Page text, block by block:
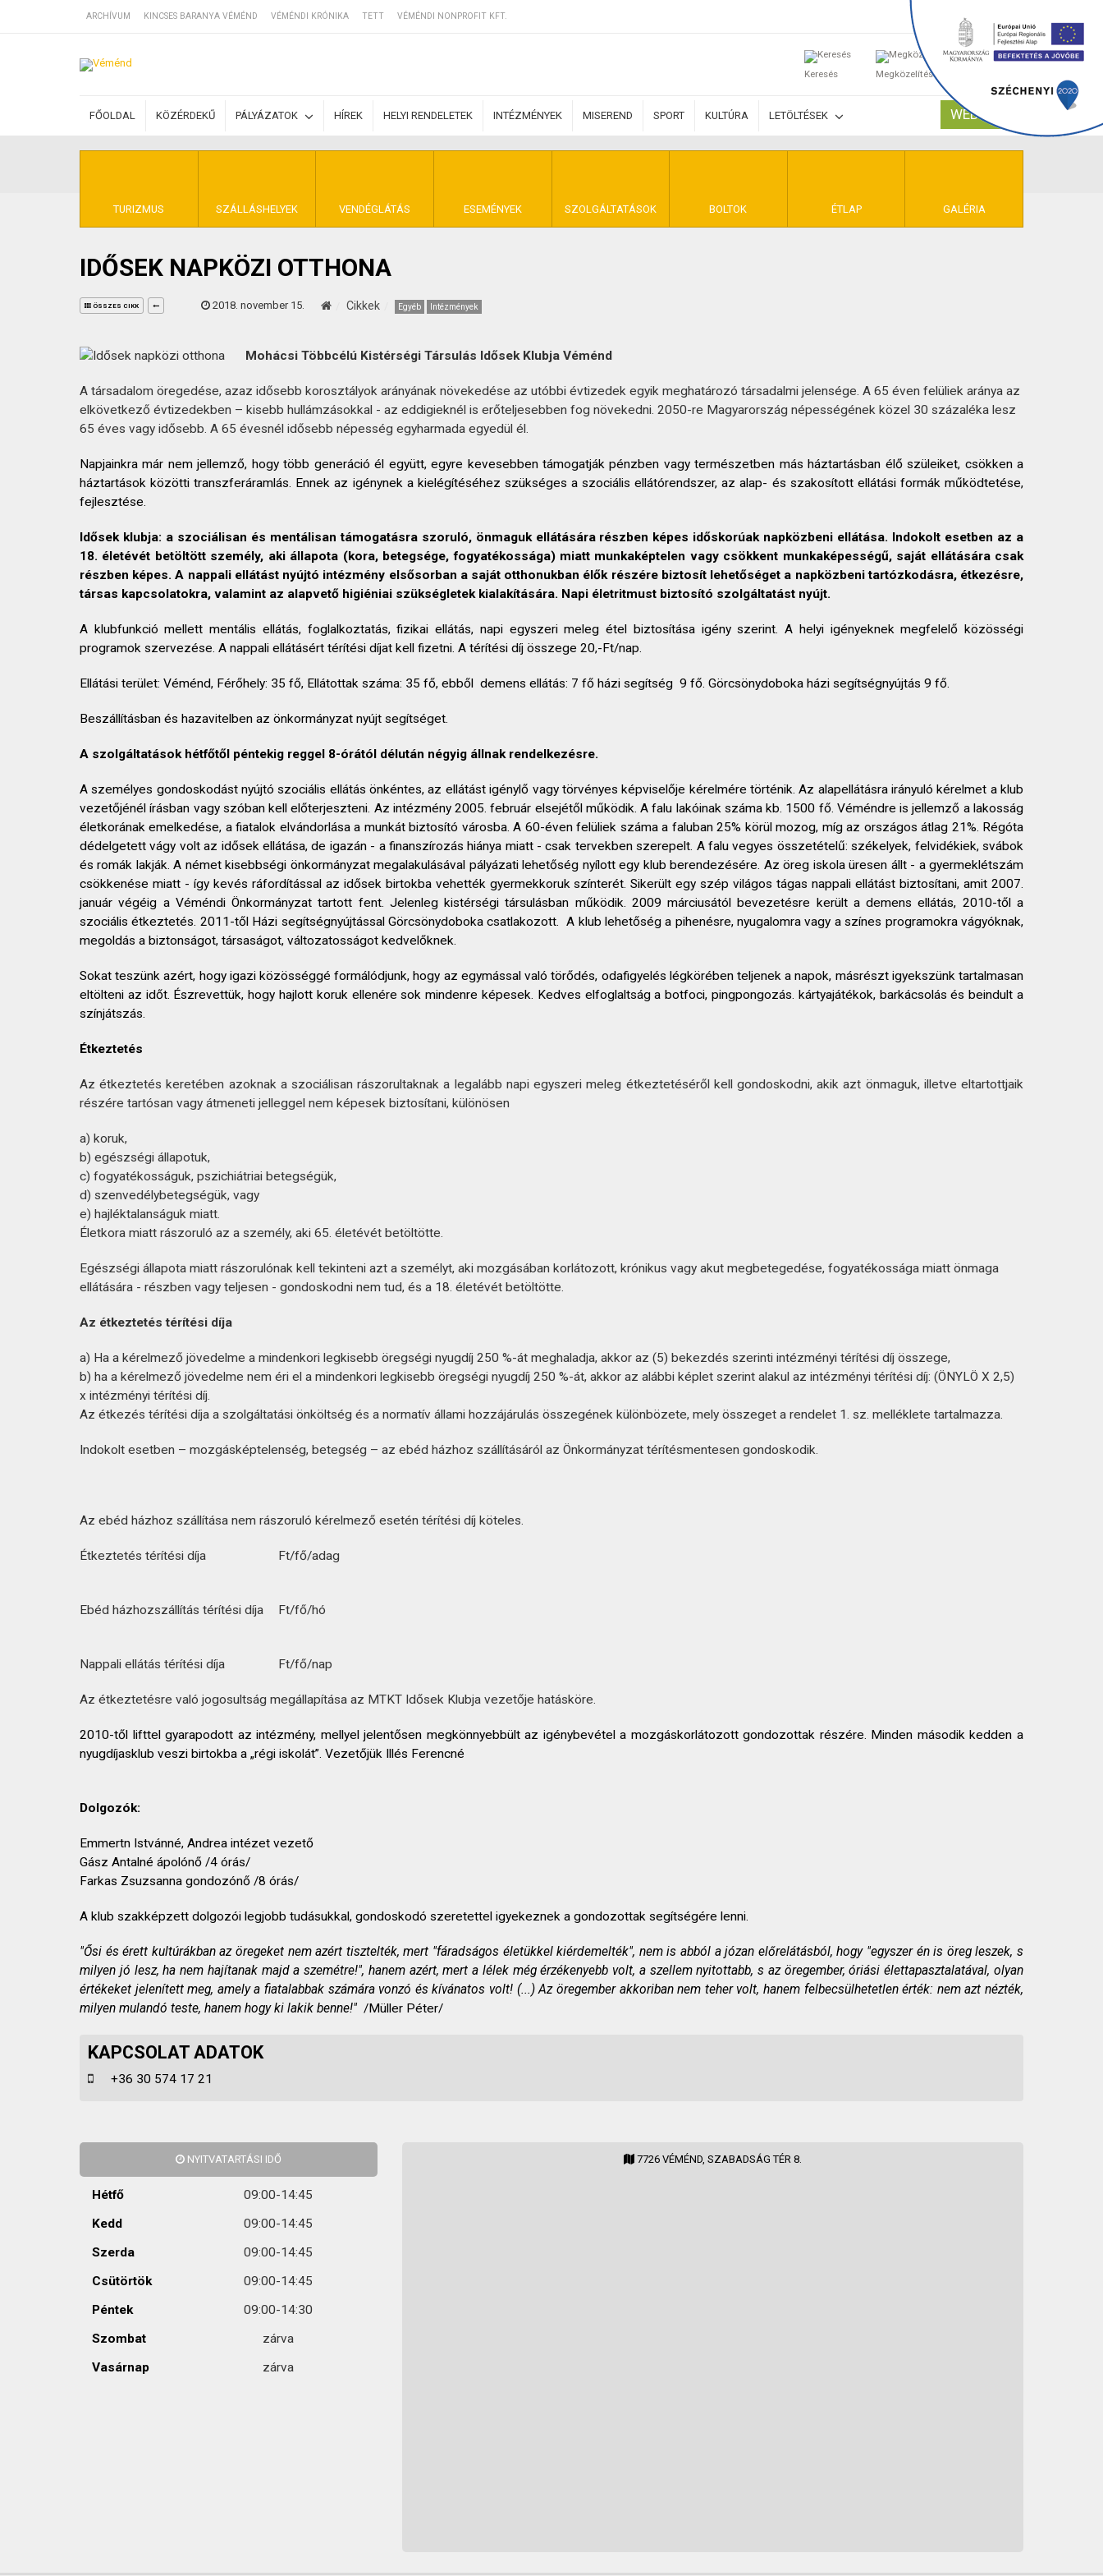
ARCHÍVUM KINCSES BARANYA VÉMÉND VÉMÉNDI KRÓNIKA TETT VÉMÉNDI NONPROFIT KFT.
Keresés Megközelítés
0
FŐOLDAL KÖZÉRDEKŰ PÁLYÁZATOK HÍREK HELYI RENDELETEK INTÉZMÉNYEK MISEREND SPORT KULTÚRA LETÖLTÉSEK WEBSHOP
TURIZMUS SZÁLLÁSHELYEK VENDÉGLÁTÁS ESEMÉNYEK SZOLGÁLTATÁSOK BOLTOK ÉTLAP GALÉRIA
SZÁLLÁSOK
BEJEGYZÉSEK
ÁLTALÁNOS SZERZŐDÉSI FELTÉTELEK
KINCSES BARANYA VÉMÉND
KAPCSOLAT
IDŐSEK NAPKÖZI OTTHONA
ÖSSZES CIKK 2018. november 15. Cikkek Egyéb Intézmények
Mohácsi Többcélú Kistérségi Társulás Idősek Klubja Véménd
A társadalom öregedése, azaz idősebb korosztályok arányának növekedése az utóbbi évtizedek egyik meghatározó társadalmi jelensége. A 65 éven felüliek aránya az
elkövetkező évtizedekben – kisebb hullámzásokkal - az eddigieknél is erőteljesebben fog növekedni. 2050-re Magyarország népességének közel 30 százaléka lesz
65 éves vagy idősebb. A 65 évesnél idősebb népesség egyharmada egyedül él.
Napjainkra már nem jellemző, hogy több generáció él együtt, egyre kevesebben támogatják pénzben vagy természetben más háztartásban élő szüleiket, csökken a
háztartások közötti transzferáramlás. Ennek az igénynek a kielégítéséhez szükséges a szociális ellátórendszer, az alap- és szakosított ellátási formák működtetése,
fejlesztése.
Idősek klubja: a szociálisan és mentálisan támogatásra szoruló, önmaguk ellátására részben képes időskorúak napközbeni ellátása. Indokolt esetben az a
18. életévét betöltött személy, aki állapota (kora, betegsége, fogyatékossága) miatt munkaképtelen vagy csökkent munkaképességű, saját ellátására csak
részben képes.A nappali ellátást nyújtó intézmény elsősorban a saját otthonukban élők részére biztosít lehetőséget a napközbeni tartózkodásra, étkezésre,
társas kapcsolatokra, valamint az alapvető higiéniai szükségletek kialakítására. Napi életritmust biztosító szolgáltatást nyújt.
A klubfunkció mellett mentális ellátás, foglalkoztatás, fizikai ellátás, napi egyszeri meleg étel biztosítása igény szerint. A helyi igényeknek megfelelő közösségi
programok szervezése. A nappali ellátásért térítési díjat kell fizetni. A térítési díj összege 20,-Ft/nap.
Ellátási terület: Véménd, Férőhely: 35 fő, Ellátottak száma: 35 fő, ebből demens ellátás: 7 fő házi segítség 9 fő. Görcsönydoboka házi segítségnyújtás 9 fő.
Beszállításban és hazavitelben az önkormányzat nyújt segítséget.
A szolgáltatások hétfőtől péntekig reggel 8-órától délután négyig állnak rendelkezésre.
A személyes gondoskodást nyújtó szociális ellátás önkéntes, az ellátást igénylő vagy törvényes képviselője kérelmére történik. Az alapellátásra irányuló kérelmet a klub
vezetőjénél írásban vagy szóban kell előterjeszteni. Az intézmény 2005. február elsejétől működik. A falu lakóinak száma kb. 1500 fő. Véméndre is jellemző a lakosság
életkorának emelkedése, a fiatalok elvándorlása a munkát biztosító városba. A 60-éven felüliek száma a faluban 25% körül mozog, míg az országos átlag 21%. Régóta
dédelgetett vágy volt az idősek ellátása, de igazán - a finanszírozás hiánya miatt - csak tervekben szerepelt. A falu vegyes összetételű: székelyek, felvidékiek, svábok
és romák lakják. A német kisebbségi önkormányzat megalakulásával pályázati lehetőség nyílott egy klub berendezésére. Az öreg iskola üresen állt - a gyermeklétszám
csökkenése miatt - így kevés ráfordítással az idősek birtokba vehették gyermekkoruk színterét. Sikerült egy szép világos tágas nappali ellátást biztosítani, amit 2007.
január végéig a Véméndi Önkormányzat tartott fent. Jelenleg kistérségi társulásban működik. 2009 márciusától bevezetésre került a demens ellátás, 2010-től a
szociális étkeztetés. 2011-től Házi segítségnyújtással Görcsönydoboka csatlakozott. A klub lehetőség a pihenésre, nyugalomra vagy a színes programokra vágyóknak,
megoldás a biztonságot, társaságot, változatosságot kedvelőknek.
Sokat teszünk azért, hogy igazi közösséggé formálódjunk, hogy az egymással való törődés, odafigyelés légkörében teljenek a napok, másrészt igyekszünk tartalmasan
eltölteni az időt. Észrevettük, hogy hajlott koruk ellenére sok mindenre képesek. Kedves elfoglaltság a botfoci, pingpongozás. kártyajátékok, barkácsolás és beindult a
színjátszás.
Étkeztetés
Az étkeztetés keretében azoknak a szociálisan rászorultaknak a legalább napi egyszeri meleg étkeztetéséről kell gondoskodni, akik azt önmaguk, illetve eltartottjaik
részére tartósan vagy átmeneti jelleggel nem képesek biztosítani, különösen
a) koruk,
b) egészségi állapotuk,
c) fogyatékosságuk, pszichiátriai betegségük,
d) szenvedélybetegségük, vagy
e) hajléktalanságuk miatt.
Életkora miatt rászoruló az a személy, aki 65. életévét betöltötte.
Egészségi állapota miatt rászorulónak kell tekinteni azt a személyt, aki mozgásában korlátozott, krónikus vagy akut megbetegedése, fogyatékossága miatt önmaga
ellátására - részben vagy teljesen - gondoskodni nem tud, és a 18. életévét betöltötte.
Az étkeztetés térítési díja
a) Ha a kérelmező jövedelme a mindenkori legkisebb öregségi nyugdíj 250 %-át meghaladja, akkor az (5) bekezdés szerinti intézményi térítési díj összege,
b) ha a kérelmező jövedelme nem éri el a mindenkori legkisebb öregségi nyugdíj 250 %-át, akkor az alábbi képlet szerint alakul az intézményi térítési díj: (ÖNYLÖ X 2,5)
x intézményi térítési díj.
Az étkezés térítési díja a szolgáltatási önköltség és a normatív állami hozzájárulás összegének különbözete, mely összeget a rendelet 1. sz. melléklete tartalmazza.
Indokolt esetben – mozgásképtelenség, betegség – az ebéd házhoz szállításáról az Önkormányzat térítésmentesen gondoskodik.
Az ebéd házhoz szállítása nem rászoruló kérelmező esetén térítési díj köteles.
Étkeztetés térítési díja Ft/fő/adag
Ebéd házhozszállítás térítési díja Ft/fő/hó
Nappali ellátás térítési díja Ft/fő/nap
Az étkeztetésre való jogosultság megállapítása az MTKT Idősek Klubja vezetője hatásköre.
2010-től lifttel gyarapodott az intézmény, mellyel jelentősen megkönnyebbült az igénybevétel a mozgáskorlátozott gondozottak részére. Minden második kedden a
nyugdíjasklub veszi birtokba a „régi iskolát”. Vezetőjük Illés Ferencné
Dolgozók:
Emmertn Istvánné, Andrea intézet vezető
Gász Antalné ápolónő /4 órás/
Farkas Zsuzsanna gondozónő /8 órás/
A klub szakképzett dolgozói legjobb tudásukkal, gondoskodó szeretettel igyekeznek a gondozottak segítségére lenni.
"Ősi és érett kultúrákban az öregeket nem azért tisztelték, mert "fáradságos életükkel kiérdemelték", nem is abból a józan előrelátásból, hogy "egyszer én is öreg leszek, s
milyen jó lesz, ha nem hajítanak majd a szemétre!", hanem azért, mert a lélek még érzékenyebb volt, a szellem nyitottabb, s az öregember, óriási élettapasztalatával, olyan
értékeket jelenített meg, amely a fiatalabbak számára vonzó és kívánatos volt! (...) Az öregember akkoriban nem teher volt, hanem felbecsülhetetlen érték: nem azt nézték,
milyen mulandó teste, hanem hogy ki lakik benne!" /Müller Péter/
KAPCSOLAT ADATOK
+36 30 574 17 21
NYITVATARTÁSI IDŐ
Hétfő
09:00-14:45
Kedd
09:00-14:45
Szerda
09:00-14:45
Csütörtök
09:00-14:45
Péntek
09:00-14:30
Szombat
zárva
Vasárnap
zárva
7726 VÉMÉND, SZABADSÁG TÉR 8.